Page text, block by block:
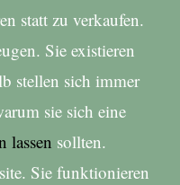
statt zu verkaufen.
Sie existieren
stellen sich immer
sie sich eine
lassen sollten.
Sie funktionieren